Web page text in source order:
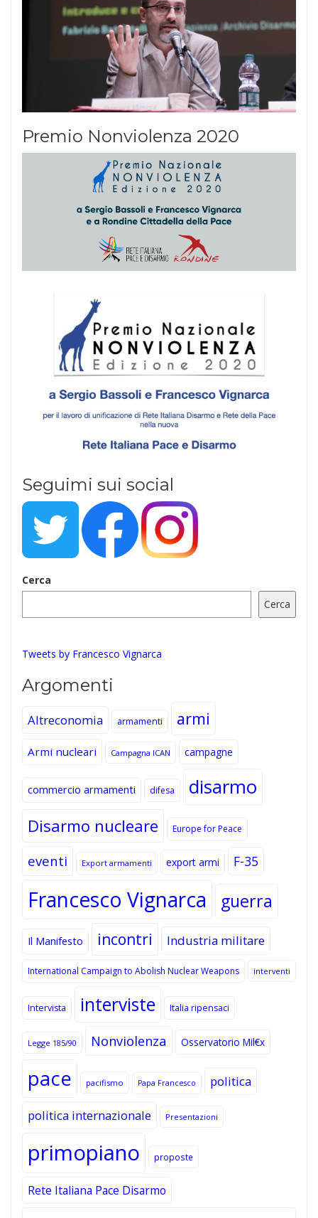
Premio Nonviolenza 2020
Seguimi sui social
Cerca
Cerca
Tweets by Francesco Vignarca
Argomenti
Altreconomia armamenti armi
Armi nucleari Campagna ICAN campagne
commercio armamenti difesa disarmo
Disarmo nucleare Europe for Peace
eventi Export armamenti export armi F-35
Francesco Vignarca guerra
Il Manifesto incontri Industria militare
International Campaign to Abolish Nuclear Weapons interventi
Intervista interviste Italia ripensaci
Legge 185/90 Nonviolenza Osservatorio Mil€x
pace pacifismo Papa Francesco politica
politica internazionale Presentazioni
primopiano proposte
Rete Italiana Pace Disarmo